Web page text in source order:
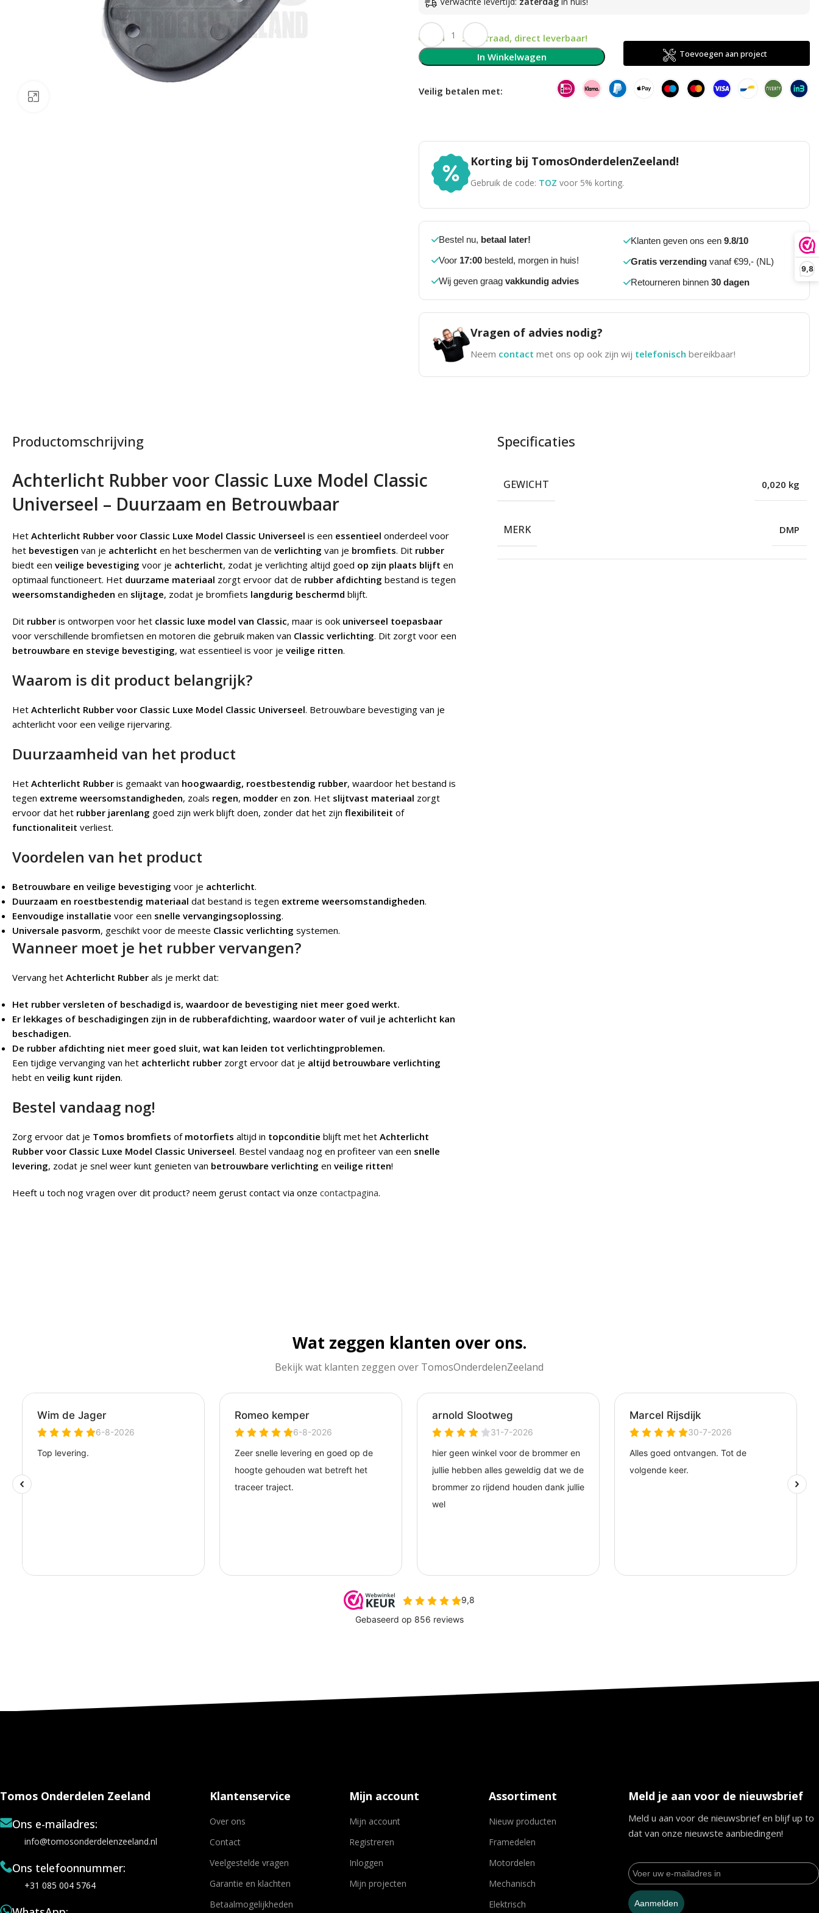
9,8
Op voorraad, direct leverbaar!
In Winkelwagen
Toevoegen aan project
Veilig betalen met:
Korting bij TomosOnderdelenZeeland!
Gebruik de code: TOZ voor 5% korting.
Bestel nu, betaal later!
Voor 17:00besteld, morgen in huis!
Wij geven graag vakkundig advies
Klanten geven ons een 9.8/10
Gratis verzendingvanaf €99,- (NL)
Retourneren binnen 30 dagen
Vragen of advies nodig?
Neem contact met ons op ook zijn wij telefonisch bereikbaar!
Productomschrijving
Achterlicht Rubber voor Classic Luxe Model Classic
Universeel – Duurzaam en Betrouwbaar
Het Achterlicht Rubber voor Classic Luxe Model Classic Universeel is een essentieel onderdeel voor
het bevestigen van je achterlicht en het beschermen van de verlichting van je bromfiets. Dit rubber
biedt een veilige bevestiging voor je achterlicht, zodat je verlichting altijd goed op zijn plaats blijft en
optimaal functioneert. Het duurzame materiaal zorgt ervoor dat de rubber afdichting bestand is tegen
weersomstandigheden en slijtage, zodat je bromfiets langdurig beschermd blijft.
Dit rubber is ontworpen voor het classic luxe model van Classic, maar is ook universeel toepasbaar
voor verschillende bromfietsen en motoren die gebruik maken van Classic verlichting. Dit zorgt voor een
betrouwbare en stevige bevestiging, wat essentieel is voor je veilige ritten.
Waarom is dit product belangrijk?
Het Achterlicht Rubber voor Classic Luxe Model Classic Universeel. Betrouwbare bevestiging van je
achterlicht voor een veilige rijervaring.
Duurzaamheid van het product
Het Achterlicht Rubber is gemaakt van hoogwaardig, roestbestendig rubber, waardoor het bestand is
tegen extreme weersomstandigheden, zoals regen, modder en zon. Het slijtvast materiaal zorgt
ervoor dat het rubber jarenlang goed zijn werk blijft doen, zonder dat het zijn flexibiliteit of
functionaliteit verliest.
Voordelen van het product
Betrouwbare en veilige bevestiging voor je achterlicht.
Duurzaam en roestbestendig materiaal dat bestand is tegen extreme weersomstandigheden.
Eenvoudige installatie voor een snelle vervangingsoplossing.
Universale pasvorm, geschikt voor de meeste Classic verlichting systemen.
Wanneer moet je het rubber vervangen?
Vervang het Achterlicht Rubber als je merkt dat:
Het rubber versleten of beschadigd is, waardoor de bevestiging niet meer goed werkt.
Er lekkages of beschadigingen zijn in de rubberafdichting, waardoor water of vuil je achterlicht kan
beschadigen.
De rubber afdichting niet meer goed sluit, wat kan leiden tot verlichtingproblemen.
Een tijdige vervanging van het achterlicht rubber zorgt ervoor dat je altijd betrouwbare verlichting
hebt en veilig kunt rijden.
Bestel vandaag nog!
Zorg ervoor dat je Tomos bromfiets of motorfiets altijd in topconditie blijft met het Achterlicht
Rubber voor Classic Luxe Model Classic Universeel. Bestel vandaag nog en profiteer van een snelle
levering, zodat je snel weer kunt genieten van betrouwbare verlichting en veilige ritten!
Heeft u toch nog vragen over dit product? neem gerust contact via onze contactpagina.
Specificaties
GEWICHT 0,020 kg
MERK DMP
Wat zeggen klanten over ons.
Bekijk wat klanten zeggen over TomosOnderdelenZeeland
Tomos Onderdelen Zeeland
Ons e-mailadres:
info@tomosonderdelenzeeland.nl
Ons telefoonnummer:
+31 085 004 5764
Klantenservice
Over ons
Contact
Veelgestelde vragen
Garantie en klachten
Betaalmogelijkheden
Mijn account
Mijn account
Registreren
Inloggen
Mijn projecten
Assortiment
Nieuw producten
Framedelen
Motordelen
Mechanisch
Elektrisch
Meld je aan voor de nieuwsbrief
Meld u aan voor de nieuwsbrief en blijf up to
dat van onze nieuwste aanbiedingen!
Aanmelden